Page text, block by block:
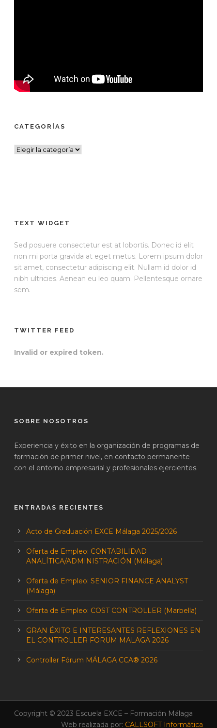
CATEGORÍAS
Categorías
TEXT WIDGET
Sed posuere consectetur est at lobortis. Donec id elit
non mi porta gravida at eget metus. Lorem ipsum dolor
sit amet, consectetur adipiscing elit. Nullam id dolor id
nibh ultricies. Aenean eu leo quam. Pellentesque ornare
sem.
TWITTER FEED
Invalid or expired token.
SOBRE NOSOTROS
Experiencia y éxito en la organización de programas de
formación de primer nivel, en contacto permanente
con el entorno empresarial y profesionales ejercientes.
ENTRADAS RECIENTES
Acto de Graduación EXCE Málaga 2025/2026
Oferta de Empleo: CONTABILIDAD
ANALÍTICA/ADMINISTRACIÓN (Málaga)
Oferta de Empleo: SENIOR FINANCE ANALYST
(Málaga)
Oferta de Empleo: COST CONTROLLER (Marbella)
GRAN ÉXITO E INTERESANTES REFLEXIONES EN
EL CONTROLLER FORUM MALAGA 2026
Controller Fórum MÁLAGA CCA® 2026
Copyright © 2023 Escuela EXCE – Formación Málaga
Web realizada por: CALLSOFT Informática